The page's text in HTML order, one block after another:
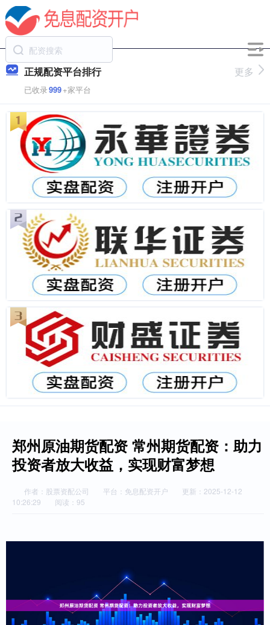
正规配资平台排行
已收录999+家平台
更多
郑州原油期货配资 常州期货配资：助力
投资者放大收益，实现财富梦想
作者：股票资配公司 平台：免息配资开户
更新：2025-12-12
10:26:29
阅读：95